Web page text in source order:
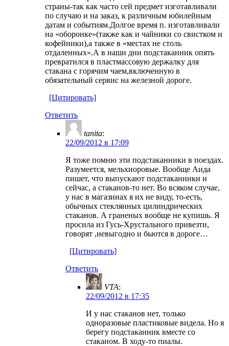
страны-так как часто сей предмет изготавливали
по случаю и на заказ, к различным юбилейным
датам и событиям.Долгое время п. изготавливали
на «оборонке»(также как и чайники со свистком и
кофейники),а также в «местах не столь
отдаленных».А в наши дни подстаканник опять
превратился в пластмассовую держалку для
стакана с горячим чаем,включенную в
обязательный сервис на железной дороге.
[Цитировать]
Ответить
tanita:
22/09/2012 в 17:09
Я тоже помню эти подстаканники в поездах.
Разумеется, мельхиоровые. Вообще Аида
пишет, что выпускают подстаканники и
сейчас, а стаканов-то нет. Во всяком случае,
у нас в магазинах я их не виду, то-есть,
обычных стеклянных цилиндрических
стаканов. А граненых вообще не купишь. Я
просила из Гусь-Хрустального привезти,
говорят ,невыгодно и бьются в дороге…
[Цитировать]
Ответить
VTA:
22/09/2012 в 17:35
И у нас стаканов нет, только
одноразовые пластиковые видела. Но я
берегу подстаканник вместе со
стаканом. В ходу-то пиалы.